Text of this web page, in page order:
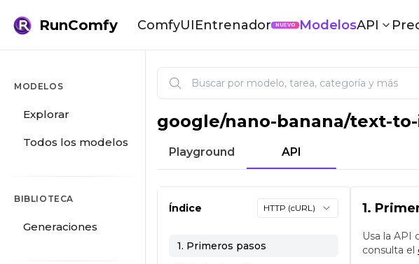
RunComfy ComfyUIEntrenador NUEVO ModelosAPI
MODELOS
Explorar
Todos los modelos
BIBLIOTECA
Generaciones
Nano Banana: Crea con la IA de Google |
google/nano-banana/text-
Playground API
Índice HTTP (cURL)
1. Primeros pasos
1.
Usa la API
consulta el